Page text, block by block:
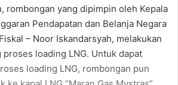
rombongan yang dipimpin oleh Kepala
Pendapatan dan Belanja Negara
– Noor Iskandarsyah, melakukan
loading LNG. Untuk dapat
loading LNG, rombongan pun